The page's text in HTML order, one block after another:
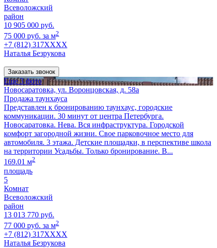
Всеволожский
район
10 905 000 руб.
75 000 руб. за м2
+7 (812) 317XXXX
Наталья Безрукова
Заказать звонок
Еще 3 фото
Новосаратовка, ул. Воронцовская, д. 58а
Продажа таунхауса
Представлен к бронированию таунхаус, городские
коммуникации. 30 минут от центра Петербурга.
Новосаратовка. Нева. Вся инфраструктура. Городской
комфорт загородной жизни. Свое парковочное место для
автомобиля. 3 этажа. Детские площадки, в перспективе школа
на территории Усадьбы. Только бронирование. В...
169.01 м2
площадь
5
Комнат
Всеволожский
район
13 013 770 руб.
77 000 руб. за м2
+7 (812) 317XXXX
Наталья Безрукова